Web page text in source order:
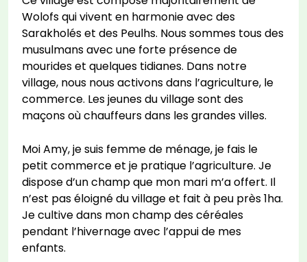
Wolofs qui vivent en harmonie avec des
Sarakholés et des Peulhs. Nous sommes tous des
musulmans avec une forte présence de
mourides et quelques tidianes. Dans notre
village, nous nous activons dans l’agriculture, le
commerce. Les jeunes du village sont des
maçons où chauffeurs dans les grandes villes.
Moi Amy, je suis femme de ménage, je fais le
petit commerce et je pratique l’agriculture. Je
dispose d’un champ que mon mari m’a offert. Il
n’est pas éloigné du village et fait à peu près 1ha.
Je cultive dans mon champ des céréales
pendant l’hivernage avec l’appui de mes
enfants.